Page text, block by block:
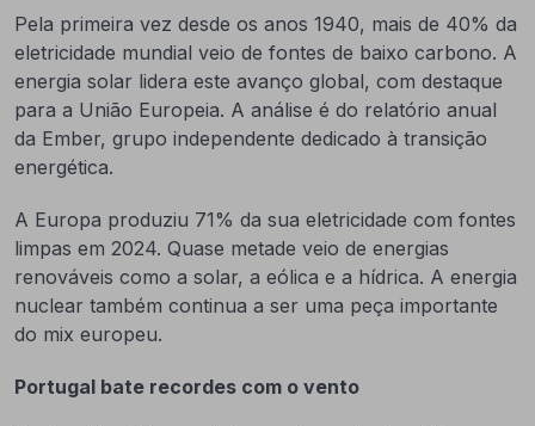
Pela primeira vez desde os anos 1940, mais de 40% da
eletricidade mundial veio de fontes de baixo carbono. A
energia solar lidera este avanço global, com destaque
para a União Europeia. A análise é do relatório anual
da Ember, grupo independente dedicado à transição
energética.
A Europa produziu 71% da sua eletricidade com fontes
limpas em 2024. Quase metade veio de energias
renováveis como a solar, a eólica e a hídrica. A energia
nuclear também continua a ser uma peça importante
do mix europeu.
Portugal bate recordes com o vento